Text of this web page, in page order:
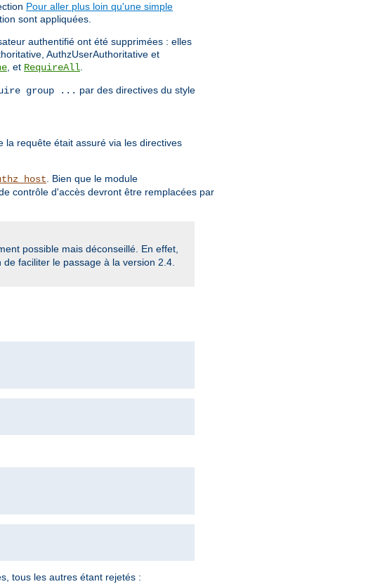
Pour aller plus loin qu'une simple
sont appliquées.
authentifié ont été supprimées : elles
AuthzUserAuthoritative et
, et RequireAll.
group ... par des directives du style
la requête était assuré via les directives
. Bien que le module
contrôle d'accès devront être remplacées par
possible mais déconseillé. En effet,
faciliter le passage à la version 2.4.
tous les autres étant rejetés :